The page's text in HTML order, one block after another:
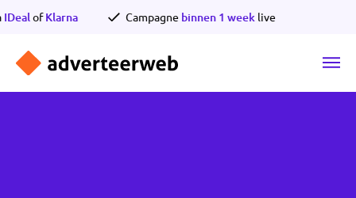
naar
inhoud
viaIDealofKlarna Campagnebinnen 1 week